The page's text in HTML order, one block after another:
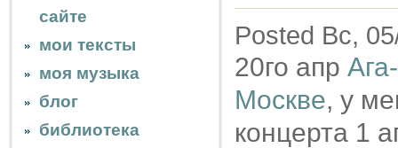
сайте
мои тексты
моя музыка
блог
библиотека
Posted Вс,
20го апр
Москве, у
концерта 1